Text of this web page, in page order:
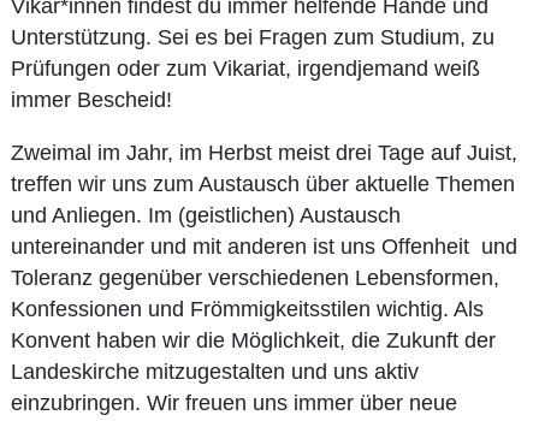
Vikar*innen findest du immer helfende Hände und
Unterstützung. Sei es bei Fragen zum Studium, zu
Prüfungen oder zum Vikariat, irgendjemand weiß
immer Bescheid!
Zweimal im Jahr, im Herbst meist drei Tage auf Juist,
treffen wir uns zum Austausch über aktuelle Themen
und Anliegen. Im (geistlichen) Austausch
untereinander und mit anderen ist uns Offenheit und
Toleranz gegenüber verschiedenen Lebensformen,
Konfessionen und Frömmigkeitsstilen wichtig. Als
Konvent haben wir die Möglichkeit, die Zukunft der
Landeskirche mitzugestalten und uns aktiv
einzubringen. Wir freuen uns immer über neue